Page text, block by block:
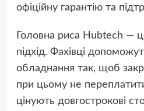
офіційну гарантію та
Головна риса Hubtech —
підхід. Фахівці
обладнання так, щоб
при цьому не переплатити
цінують довгострокові